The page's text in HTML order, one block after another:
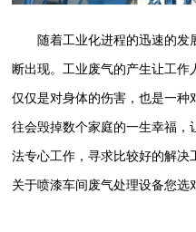
随着工业化进程的迅速的发
断出现。工业废气的产生让工作
仅仅是对身体的伤害，也是一种
往会毁掉数个家庭的一生幸福
法专心工作，寻求比较好的解决
关于喷漆车间废气处理设备您选